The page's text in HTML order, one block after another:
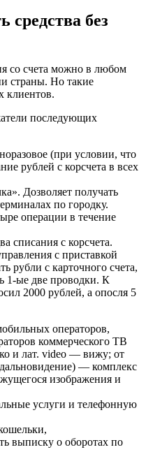
средства без
со счета можно в любом
страны. Но такие
клиентов.
последующих
(при условии, что
рублей с корсчета в всех
Дозволяет получать
по городку.
операции в течение
списания с корсчета.
с приставкой
рубли с карточного счета,
1-ые две проводки. К
2000 рублей, а опосля 5
операторов,
коммерческого ТВ
и лат. video — вижу; от
— комплекс
изображения и
услуги и телефонную
выписку о оборотах по